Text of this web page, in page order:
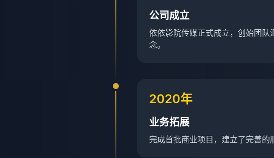
公司成立
依依影院传媒正式成立，创始团
念。
2020年
业务拓展
完成首批商业项目，建立了完善的